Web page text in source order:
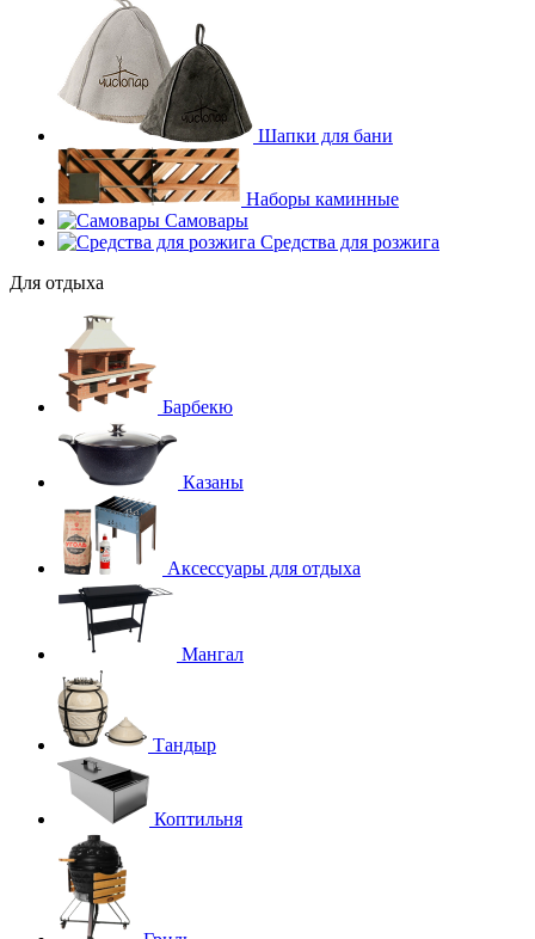
Шапки для бани
Наборы каминные
Самовары
Средства для розжига
Для отдыха
Барбекю
Казаны
Аксессуары для отдыха
Мангал
Тандыр
Коптильня